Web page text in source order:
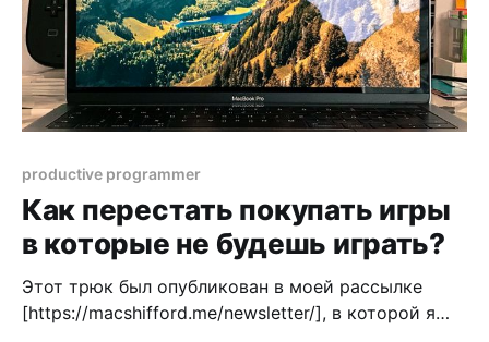
productive programmer
Как перестать покупать игры
в которые не будешь играть?
Этот трюк был опубликован в моей рассылке
[https://macshifford.me/newsletter/], в которой я